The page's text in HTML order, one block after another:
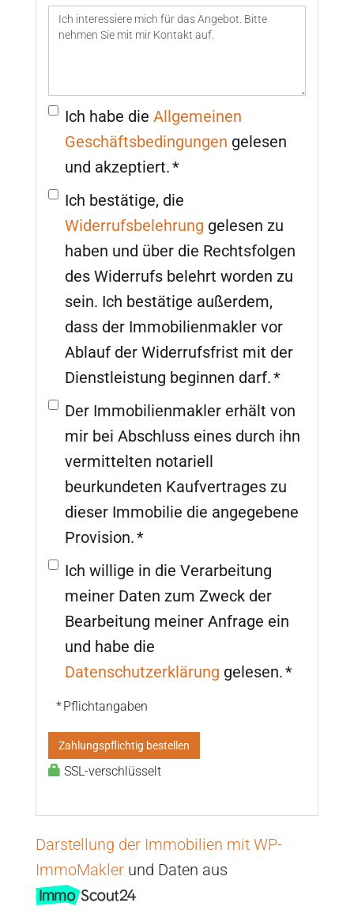
Ich habe die Allgemeinen
Geschäftsbedingungen gelesen
und akzeptiert. *
Ich bestätige, die
Widerrufsbelehrung gelesen zu
haben und über die Rechtsfolgen
des Widerrufs belehrt worden zu
sein. Ich bestätige außerdem,
dass der Immobilienmakler vor
Ablauf der Widerrufsfrist mit der
Dienstleistung beginnen darf. *
Der Immobilienmakler erhält von
mir bei Abschluss eines durch ihn
vermittelten notariell
beurkundeten Kaufvertrages zu
dieser Immobilie die angegebene
Provision. *
Ich willige in die Verarbeitung
meiner Daten zum Zweck der
Bearbeitung meiner Anfrage ein
und habe die
Datenschutzerklärung gelesen. *
* Pflichtangaben
Zahlungspflichtig bestellen
SSL-verschlüsselt
Darstellung der Immobilien mit WP-
ImmoMaklerund Daten aus